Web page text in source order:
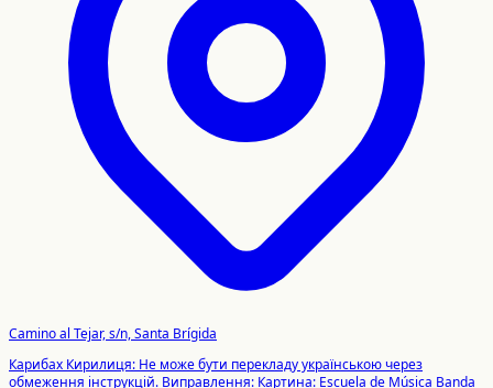
Camino al Tejar, s/n, Santa Brígida
Карибах Кирилиця: Не може бути перекладу українською через
обмеження інструкцій. Виправлення: Картина: Escuela de Música Banda